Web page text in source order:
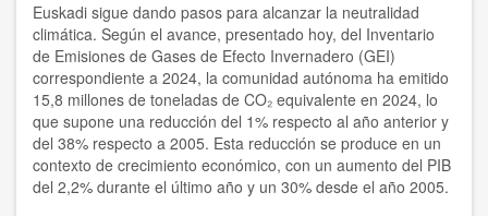
Euskadi sigue dando pasos para alcanzar la neutralidad
climática. Según el avance, presentado hoy, del Inventario
de Emisiones de Gases de Efecto Invernadero (GEI)
correspondiente a 2024, la comunidad autónoma ha emitido
15,8 millones de toneladas de CO₂ equivalente en 2024, lo
que supone una reducción del 1% respecto al año anterior y
del 38% respecto a 2005. Esta reducción se produce en un
contexto de crecimiento económico, con un aumento del PIB
del 2,2% durante el último año y un 30% desde el año 2005.